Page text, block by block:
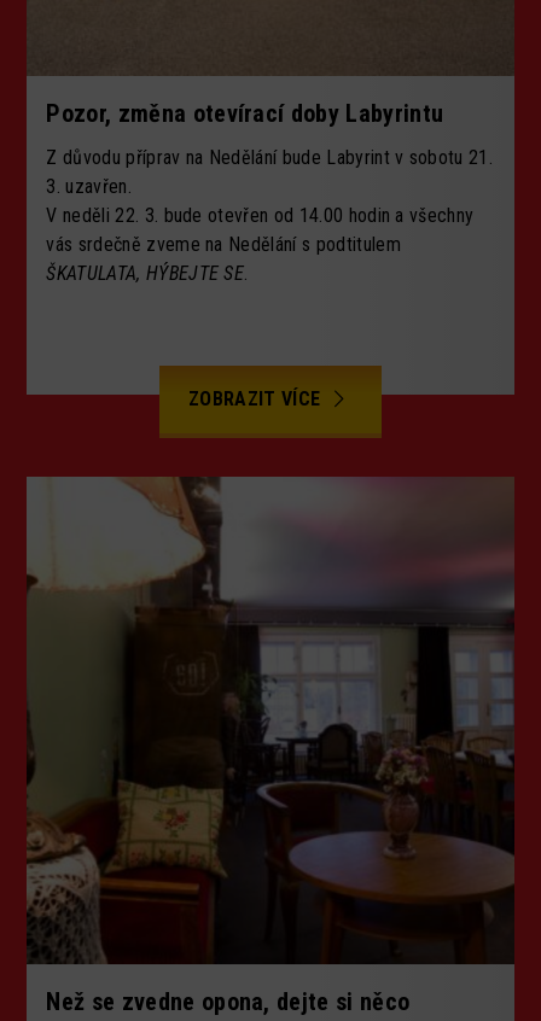
Pozor, změna otevírací doby Labyrintu
Z důvodu příprav na Nedělání bude Labyrint v sobotu 21.
3. uzavřen.
V neděli 22. 3. bude otevřen od 14.00 hodin a všechny
vás srdečně zveme na Nedělání s podtitulem
ŠKATULATA, HÝBEJTE SE.
ZOBRAZIT VÍCE
Než se zvedne opona, dejte si něco